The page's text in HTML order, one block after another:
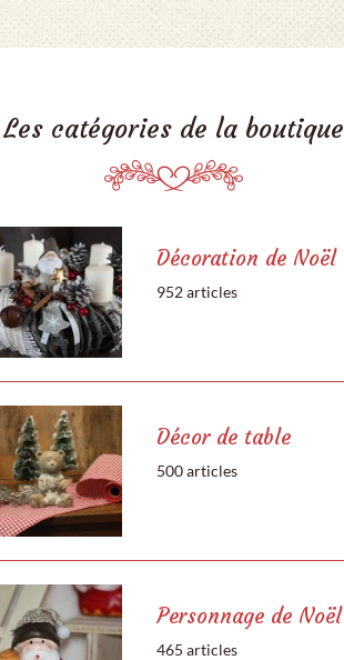
Les catégories de la boutique
Décoration de Noël
952 articles
Décor de table
500 articles
Personnage de Noël
465 articles